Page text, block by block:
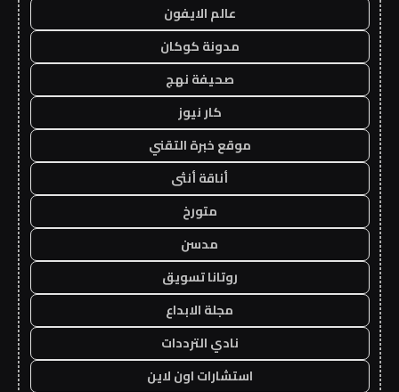
عالم الايفون
مدونة كوكان
صحيفة نهج
كار نيوز
موقع خبرة التقني
أناقة أنثى
متورخ
مدسن
روتانا تسويق
مجلة الابداع
نادي الترددات
استشارات اون لاين